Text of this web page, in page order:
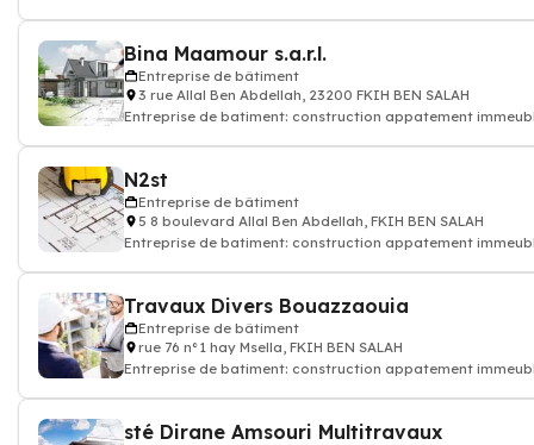
Bina Maamour s.a.r.l.
Entreprise de bâtiment
3 rue Allal Ben Abdellah, 23200 FKIH BEN SALAH
Entreprise de batiment: construction appatement
N2st
Entreprise de bâtiment
5 8 boulevard Allal Ben Abdellah, FKIH BEN SALAH
Entreprise de batiment: construction appatement
Travaux Divers Bouazzaouia
Entreprise de bâtiment
rue 76 n°1 hay Msella, FKIH BEN SALAH
Entreprise de batiment: construction appatement
sté Dirane Amsouri Multitravaux